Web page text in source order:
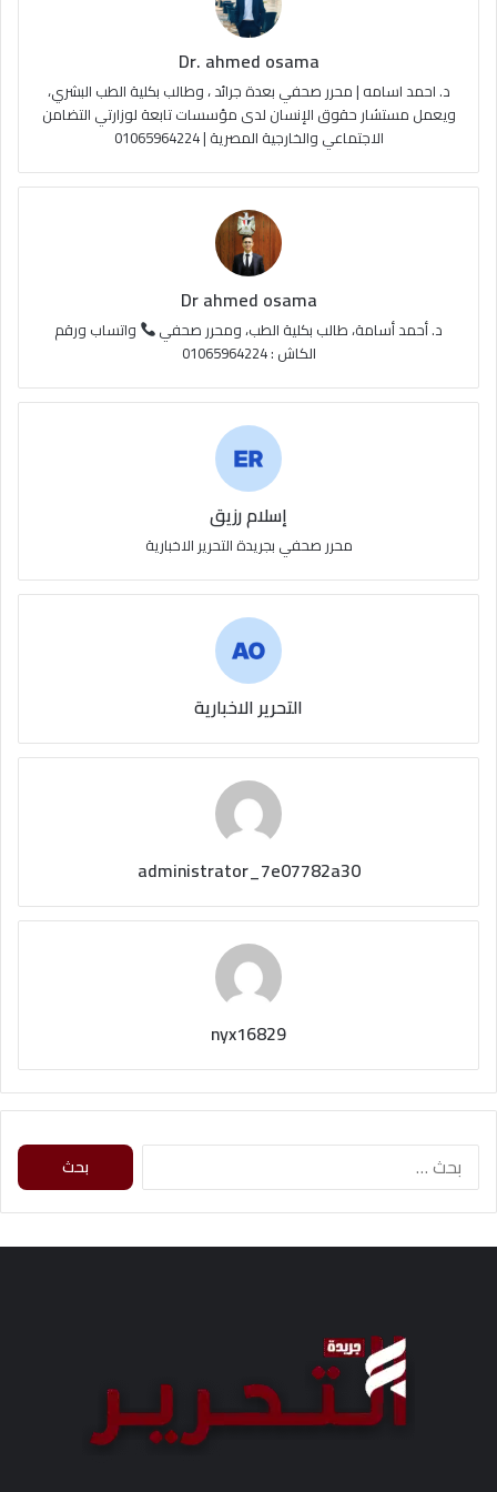
e
ا
م
ل
م
و
ق
ع
R
S
S
Dr. ahmed osama
د. احمد اسامه | محرر صحفي بعدة جرائد ، وطالب بكلية الطب البشري،
ويعمل مستشار حقوق الإنسان لدى مؤسسات تابعة لوزارتي التضامن
الاجتماعي والخارجية المصرية | 01065964224
Dr ahmed osama
د. أحمد أسامة، طالب بكلية الطب، ومحرر صحفي
واتساب ورقم
الكاش : 01065964224
إسلام رزيق
محرر صحفي بجريدة التحرير الاخبارية
التحرير الاخبارية
administrator_7e07782a30
nyx16829
ث